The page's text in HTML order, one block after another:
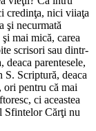
credinţa, nici viiaţa
şi necurmată
mai mică, carea
scrisori sau dintr-
deaca parentesele,
S. Scriptură, deaca
ori pentru că mai
ci aceastea
Sfintelor Cărţi nu